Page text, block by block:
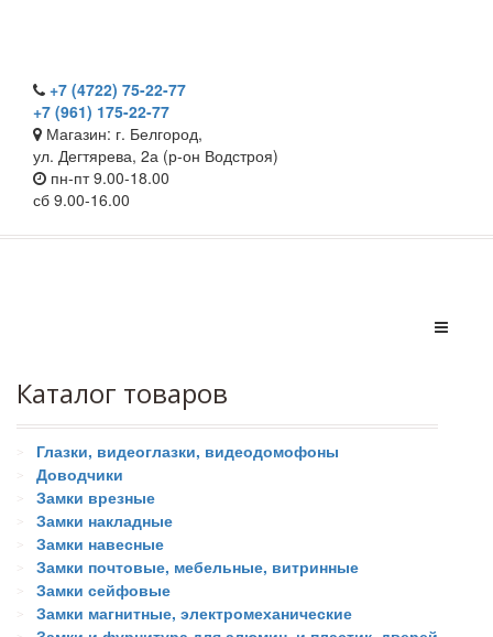
+7 (4722) 75-22-77
+7 (961) 175-22-77
Магазин: г. Белгород,
ул. Дегтярева, 2а (р-он Водстроя)
пн-пт 9.00-18.00
сб 9.00-16.00
Каталог товаров
Глазки, видеоглазки, видеодомофоны
Доводчики
Замки врезные
Замки накладные
Замки навесные
Замки почтовые, мебельные, витринные
Замки сейфовые
Замки магнитные, электромеханические